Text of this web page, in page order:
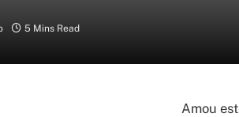
5 Mins Read
Amou